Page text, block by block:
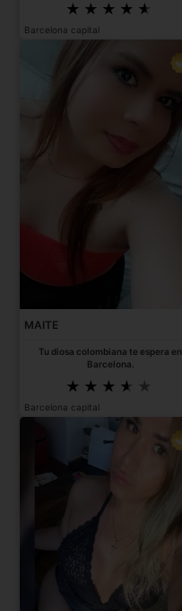
Barcelona capital
MAITE
Tu diosa colombiana te espera en
Barcelona.
Barcelona capital